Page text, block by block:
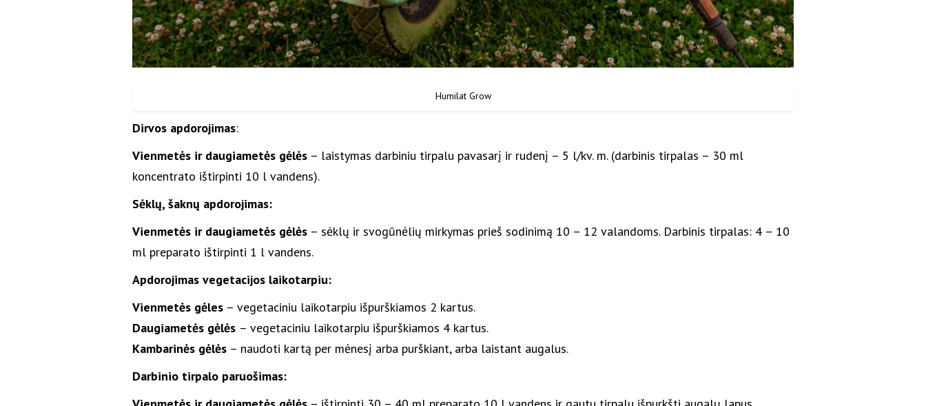
Humilat Grow
Dirvos apdorojimas:
Vienmetės ir daugiametės gėlės – laistymas darbiniu tirpalu pavasarį ir rudenį – 5 l/kv. m. (darbinis tirpalas – 30 ml
koncentrato ištirpinti 10 l vandens).
Sėklų, šaknų apdorojimas:
Vienmetės ir daugiametės gėlės – sėklų ir svogūnėlių mirkymas prieš sodinimą 10 – 12 valandoms. Darbinis tirpalas: 4 – 10
ml preparato ištirpinti 1 l vandens.
Apdorojimas vegetacijos laikotarpiu:
Vienmetės gėles – vegetaciniu laikotarpiu išpurškiamos 2 kartus.
Daugiametės gėlės – vegetaciniu laikotarpiu išpurškiamos 4 kartus.
Kambarinės gėlės – naudoti kartą per mėnesį arba purškiant, arba laistant augalus.
Darbinio tirpalo paruošimas: